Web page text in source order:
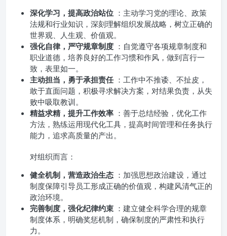
深化学习，提高政治站位 ：主动学习党的理论、政策
法规和行业知识，深刻理解组织发展战略，树立正确的
世界观、人生观、价值观。
强化自律，严守规章制度 ：自觉遵守各项规章制度和
职业道德，培养良好的工作习惯和作风，做到言行一
致，表里如一。
主动担当，勇于承担责任 ：工作中不推诿、不扯皮，
敢于直面问题，积极寻求解决方案，对结果负责，从失
败中吸取教训。
精益求精，提升工作效率 ：善于总结经验，优化工作
方法，熟练运用现代化工具，提高时间管理和任务执行
能力，追求高质量的产出。
对组织而言：
健全机制，营造政治生态 ：加强思想政治建设，通过
制度保障引导员工形成正确的价值观，构建风清气正的
政治环境。
完善制度，强化纪律约束 ：建立健全科学合理的规章
制度体系，明确奖惩机制，确保制度的严肃性和执行
力。